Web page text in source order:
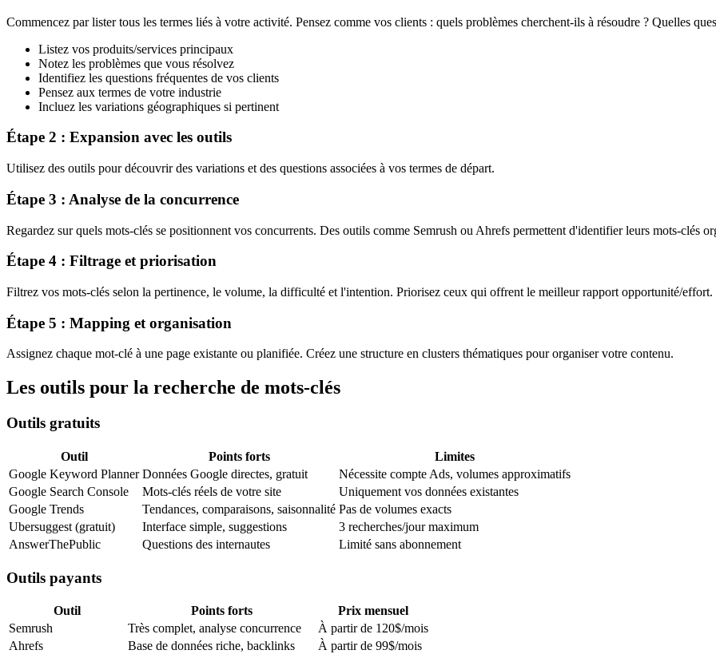
Commencez par lister tous les termes liés à votre activité. Pensez comme vos clients : quels problèmes cherchent-ils à résoudre ? Quelles
Listez vos produits/services principaux
Notez les problèmes que vous résolvez
Identifiez les questions fréquentes de vos clients
Pensez aux termes de votre industrie
Incluez les variations géographiques si pertinent
Étape 2 : Expansion avec les outils
Utilisez des outils pour découvrir des variations et des questions associées à vos termes de départ.
Étape 3 : Analyse de la concurrence
Regardez sur quels mots-clés se positionnent vos concurrents. Des outils comme Semrush ou Ahrefs permettent d'identifier leurs mots-clés
Étape 4 : Filtrage et priorisation
Filtrez vos mots-clés selon la pertinence, le volume, la difficulté et l'intention. Priorisez ceux qui offrent le meilleur rapport opportunité/effort.
Étape 5 : Mapping et organisation
Assignez chaque mot-clé à une page existante ou planifiée. Créez une structure en clusters thématiques pour organiser votre contenu.
Les outils pour la recherche de mots-clés
Outils gratuits
Outil Points forts
Limites
Google Keyword Planner Données Google directes, gratuit
Nécessite compte Ads, volumes approximatifs
Google Search Console
Mots-clés réels de votre site
Uniquement vos données existantes
Google Trends
Tendances, comparaisons, saisonnalité Pas de volumes exacts
Ubersuggest (gratuit)
Interface simple, suggestions
3 recherches/jour maximum
AnswerThePublic
Questions des internautes Limité sans abonnement
Outils payants
Outil Points forts
Prix mensuel
Semrush
Très complet, analyse concurrence
À partir de 120$/mois
Ahrefs
Base de données riche, backlinks
À partir de 99$/mois